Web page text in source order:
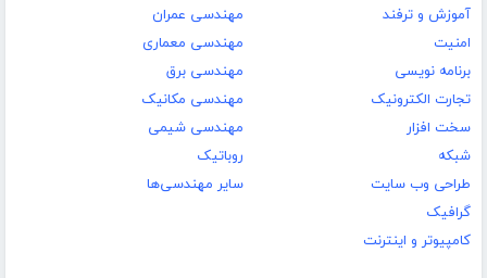
آموزش و ترفند
امنیت
برنامه نویسی
تجارت الکترونیک
سخت افزار
شبکه
طراحی وب سایت
گرافیک
کامپیوتر و اینترنت
مهندسی عمران
مهندسی معماری
مهندسی برق
مهندسی مکانیک
مهندسی شیمی
روباتیک
سایر مهندسی‌ها